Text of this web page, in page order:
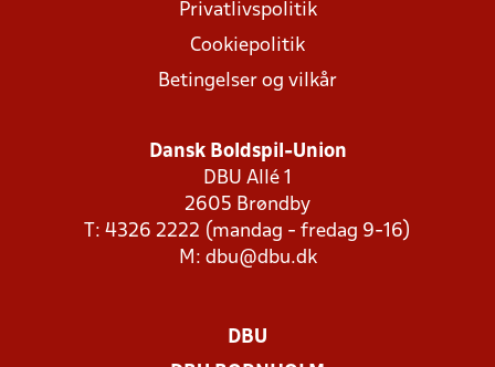
Privatlivspolitik
Cookiepolitik
Betingelser og vilkår
Dansk Boldspil-Union
DBU Allé 1
2605 Brøndby
T: 4326 2222 (mandag - fredag 9-16)
M: dbu@dbu.dk
DBU